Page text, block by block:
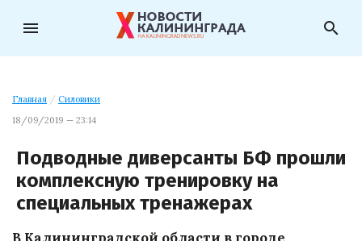
menu search
Главная / Силовики
18/09/2019 — 23:14
Подводные диверсанты БФ прошли
комплексную тренировку на
специальных тренажерах